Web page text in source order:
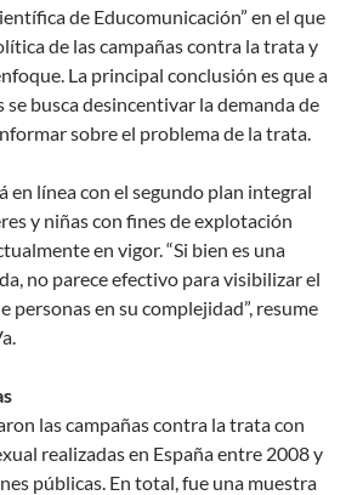
de Educomunicación” en el que
de las campañas contra la trata y
La principal conclusión es que a
se busca desincentivar la demanda de
sobre el problema de la trata.
en línea con el segundo plan integral
y niñas con fines de explotación
en vigor. “Si bien es una
no parece efectivo para visibilizar el
personas en su complejidad”, resume
las campañas contra la trata con
realizadas en España entre 2008 y
públicas. En total, fue una muestra